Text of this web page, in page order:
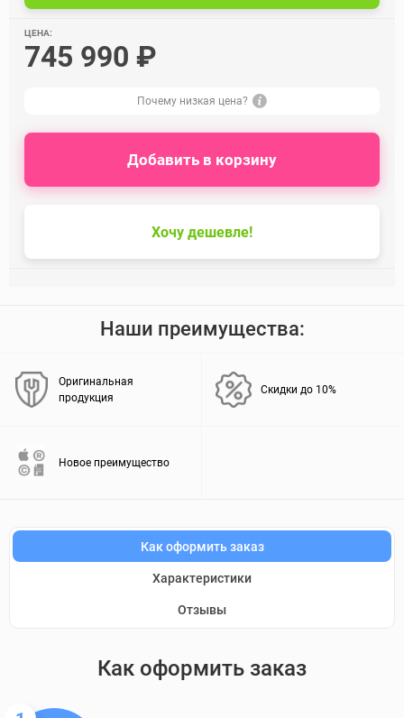
ЦЕНА:
745 990 ₽
Почему низкая цена?
Хочу дешевле!
Добавить в корзину
Наши преимущества:
Оригинальная
продукция
Скидки до 10%
Новое преимущество
Как оформить заказ
Характеристики
Отзывы
Как оформить заказ